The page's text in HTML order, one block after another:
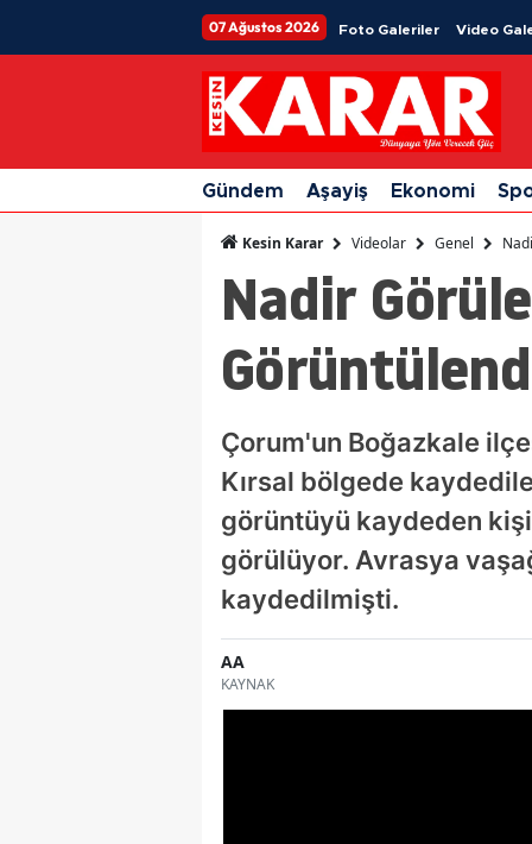
07 Ağustos 2026 Foto Galeriler Video
Gündem Aşayiş Ekonomi
Kesin Karar Videolar Genel
Nadir
Çorum'un Boğazkale
Kırsal bölgede
görüntüyü kaydeden
görülüyor. Avrasya
kaydedilmişti.
AA
KAYNAK